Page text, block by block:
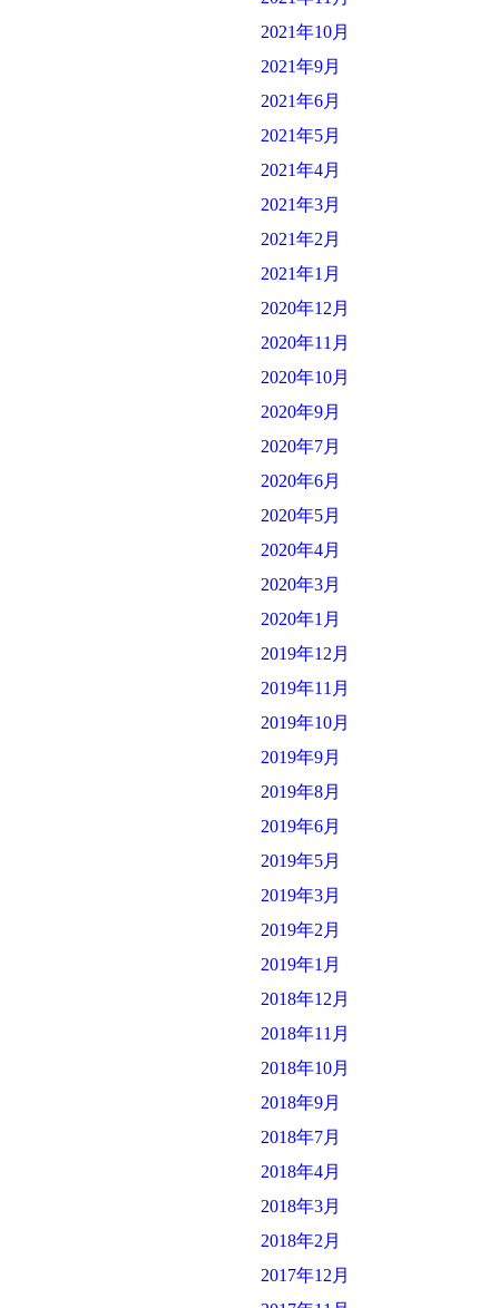
2021年10月
2021年9月
2021年6月
2021年5月
2021年4月
2021年3月
2021年2月
2021年1月
2020年12月
2020年11月
2020年10月
2020年9月
2020年7月
2020年6月
2020年5月
2020年4月
2020年3月
2020年1月
2019年12月
2019年11月
2019年10月
2019年9月
2019年8月
2019年6月
2019年5月
2019年3月
2019年2月
2019年1月
2018年12月
2018年11月
2018年10月
2018年9月
2018年7月
2018年4月
2018年3月
2018年2月
2017年12月